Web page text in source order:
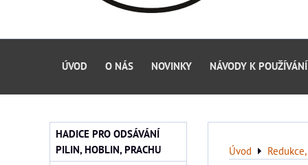
ÚVOD O NÁS NOVINKY NÁVODY K
Úvod
HADICE PRO ODSÁVÁNÍ
PILIN, HOBLIN, PRACHU